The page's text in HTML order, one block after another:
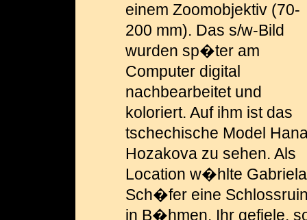
einem Zoomobjektiv (70-
200 mm). Das s/w-Bild
wurden sp�ter am
Computer digital
nachbearbeitet und
koloriert. Auf ihm ist das
tschechische Model
Hozakova zu sehen. Als
Location w�hlte Gabriela
Sch�fer eine
in B�hmen. Ihr gefiele,